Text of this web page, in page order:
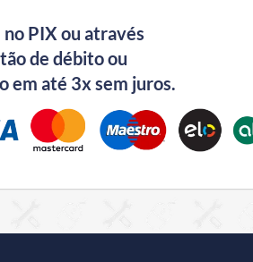
no PIX ou através
de débito ou
em até 3x sem juros.